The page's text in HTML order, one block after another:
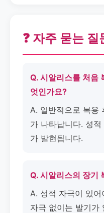
❓ 자주 묻는 질
Q. 시알리스를 처음
엇인가요?
A. 일반적으로 복용
가 나타납니다. 성
가 발현됩니다.
Q. 시알리스의 장기
A. 성적 자극이 있
자극 없이는 발기가